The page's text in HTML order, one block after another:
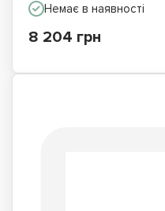
Немає в наявності
8 204 грн